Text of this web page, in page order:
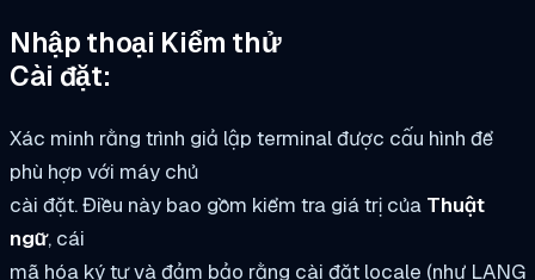
Nhập thoại Kiểm thử
Cài đặt:
Xác minh rằng trình giả lập terminal được cấu hình để
phù hợp với máy chủ
cài đặt. Điều này bao gồm kiểm tra giá trị của Thuật
ngữ, cái
mã hóa ký tự và đảm bảo rằng cài đặt locale (như LANG